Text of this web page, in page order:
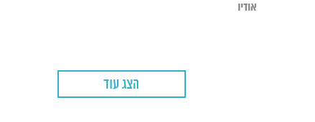
אודיו
הצג עוד